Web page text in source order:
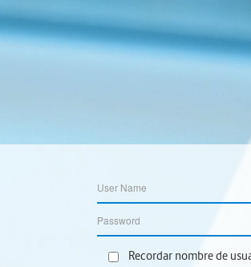
Recordar nombre de